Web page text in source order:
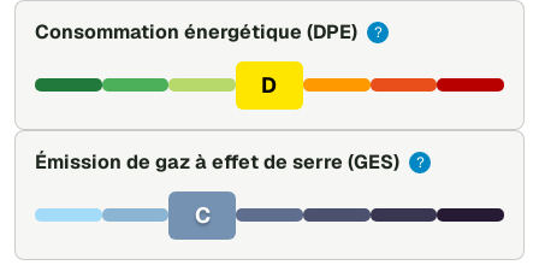
Consommation énergétique (DPE) ?
D
Émission de gaz à effet de serre (GES) ?
C